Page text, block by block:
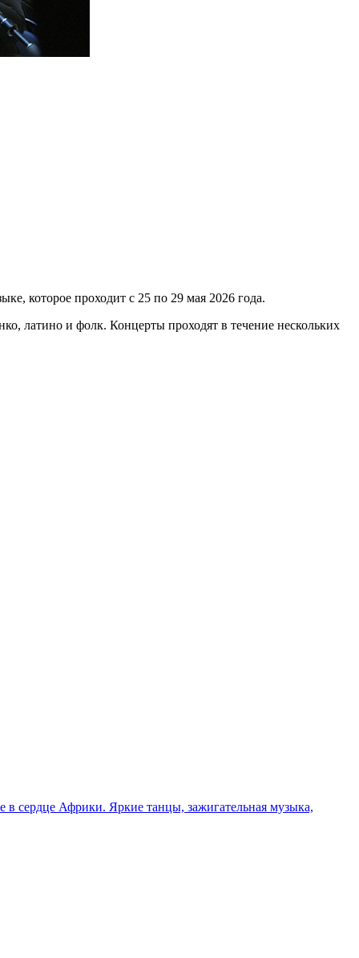
которое проходит с 25 по 29 мая 2026 года.
латино и фолк. Концерты проходят в течение нескольких
сердце Африки. Яркие танцы, зажигательная музыка,